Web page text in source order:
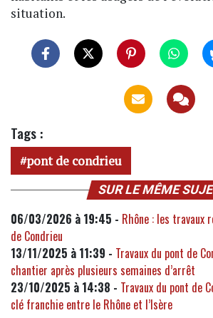
situation.
Tags :
pont de condrieu
SUR LE MÊME
06/03/2026 à 19:45 - Rhône : les travaux
de Condrieu
13/11/2025 à 11:39 - Travaux du pont de
chantier après plusieurs semaines d’arrêt
23/10/2025 à 14:38 - Travaux du pont de
clé franchie entre le Rhône et l’Isère